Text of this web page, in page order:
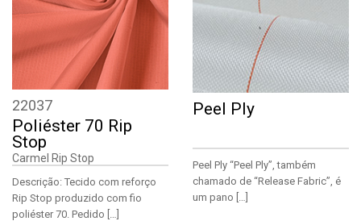
        )
22037
Poliéster 70 Rip
Stop
Carmel Rip Stop
Descrição: Tecido com reforço
Rip Stop produzido com fio
poliéster 70. Pedido […]
Peel Ply
Peel Ply “Peel Ply”, também
chamado de “Release Fabric”, é
um pano […]